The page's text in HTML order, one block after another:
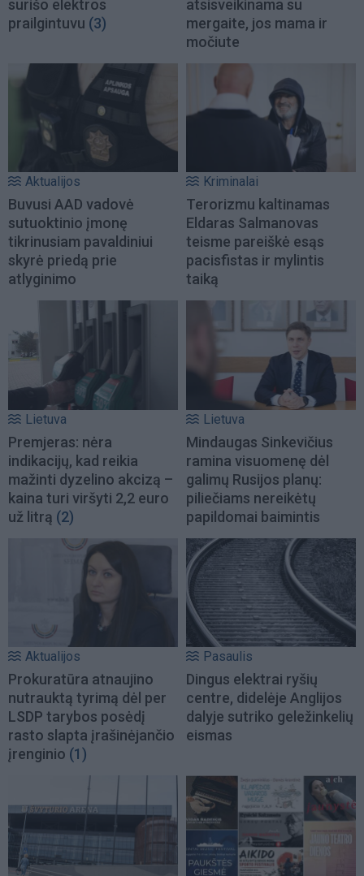
surišo elektros
prailgintuvu (3)
atsisveikinama su
mergaite, jos mama ir
močiute
Aktualijos
Buvusi AAD vadovė
sutuoktinio įmonę
tikrinusiam pavaldiniui
skyrė priedą prie
atlyginimo
Kriminalai
Terorizmu kaltinamas
Eldaras Salmanovas
teisme pareiškė esąs
pacisfistas ir mylintis
taiką
Lietuva
Premjeras: nėra
indikacijų, kad reikia
mažinti dyzelino akcizą –
kaina turi viršyti 2,2 euro
už litrą (2)
Lietuva
Mindaugas Sinkevičius
ramina visuomenę dėl
galimų Rusijos planų:
piliečiams nereikėtų
papildomai baimintis
Aktualijos
Prokuratūra atnaujino
nutrauktą tyrimą dėl per
LSDP tarybos posėdį
rasto slapta įrašinėjančio
įrenginio (1)
Pasaulis
Dingus elektrai ryšių
centre, didelėje Anglijos
dalyje sutriko geležinkelių
eismas